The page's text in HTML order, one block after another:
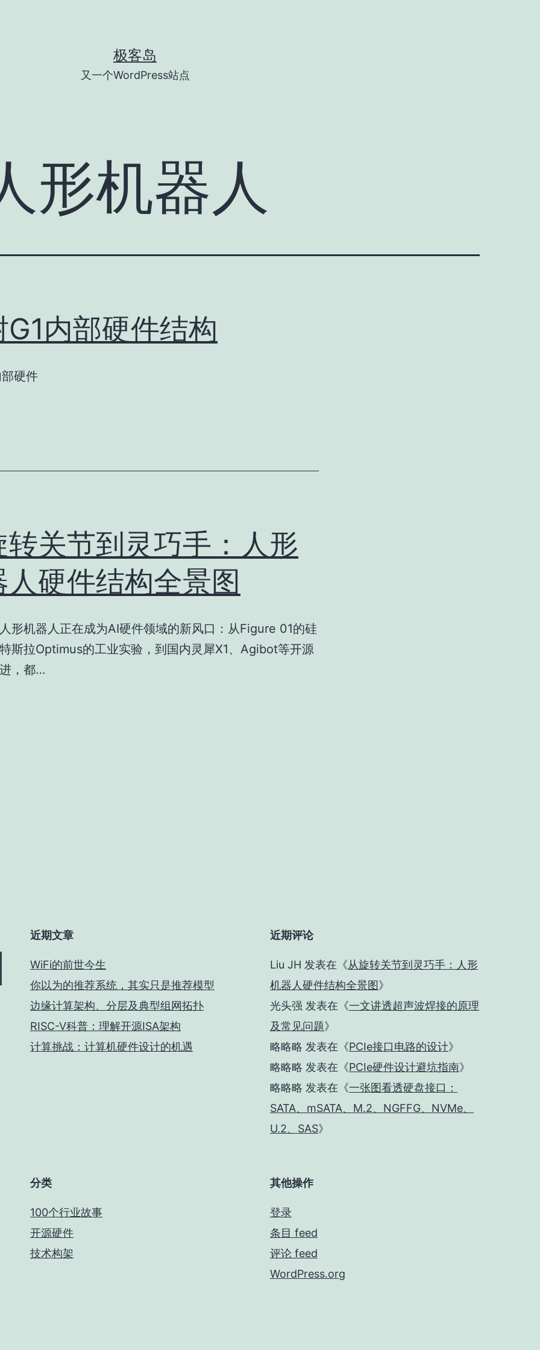
极客岛
又一个WordPress站点
形机器人
内部硬件结构
硬件
转关节到灵巧手：人形
人硬件结构全景图
形机器人正在成为AI硬件领域的新风口：从Figure 01的硅
斯拉Optimus的工业实验，到国内灵犀X1、Agibot等开源
，都…
近期文章
WiFi的前世今生
你以为的推荐系统，其实只是推荐模型
边缘计算架构、分层及典型组网拓扑
RISC-V科普：理解开源ISA架构
计算挑战：计算机硬件设计的机遇
近期评论
Liu JH 发表在《从旋转关节到灵巧手：人形
机器人硬件结构全景图》
光头强 发表在《一文讲透超声波焊接的原理
及常见问题》
略略略 发表在《PCIe接口电路的设计》
略略略 发表在《PCIe硬件设计避坑指南》
略略略 发表在《一张图看透硬盘接口：
SATA、mSATA、M.2、NGFFG、NVMe、
U.2、SAS》
分类
100个行业故事
开源硬件
技术构架
其他操作
登录
条目 feed
评论 feed
WordPress.org